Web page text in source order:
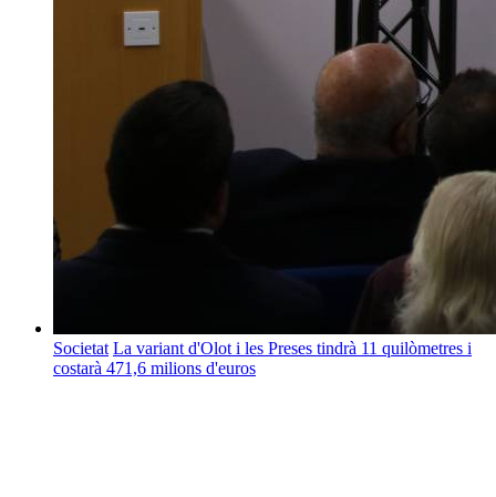
Societat La variant d'Olot i les Preses tindrà 11 quilòmetres i
costarà 471,6 milions d'euros